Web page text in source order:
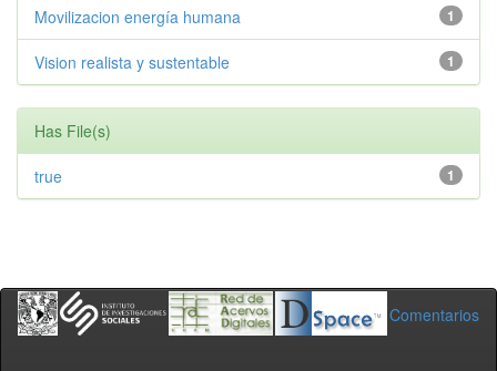
1
Movilizacion energía humana
1
Vision realista y sustentable
Has File(s)
1
true
Comentarios